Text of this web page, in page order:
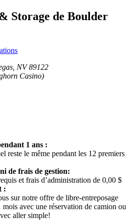
Storage de Boulder
NV 89122
Casino)
1 ans :
reste le même pendant les 12 premiers
de frais de gestion:
et frais d’administration de 0,00 $
:
sur notre offre de libre-entreposage
mois avec une réservation de camion ou
aller simple!